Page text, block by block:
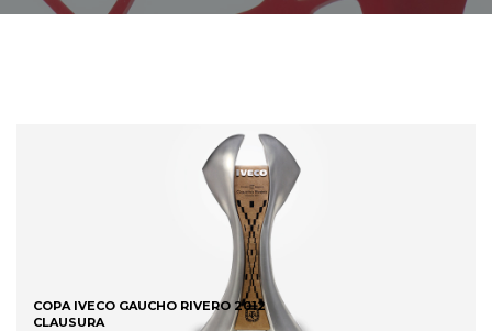
COPA IVECO GAUCHO RIVERO 2012
CLAUSURA